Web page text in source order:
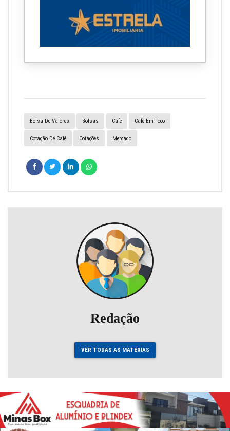
Bolsa De Valores Bolsas Cafe Café Em Foco
Cotação De Café Cotações Mercado
Redação
VER TODAS AS MATÉRIAS